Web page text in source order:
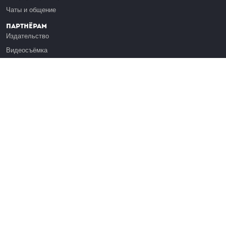
Чаты и общение
Партнёрам
Издательство
Видеосъёмка